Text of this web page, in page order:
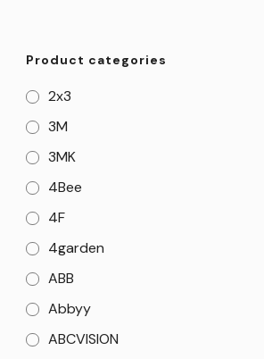
Product categories
2x3
3M
3MK
4Bee
4F
4garden
ABB
Abbyy
ABCVISION